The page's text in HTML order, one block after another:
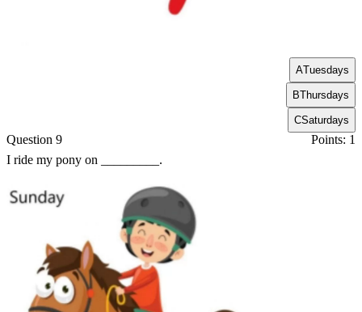
ATuesdays
BThursdays
CSaturdays
Question 9
Points: 1
I ride my pony on _________.